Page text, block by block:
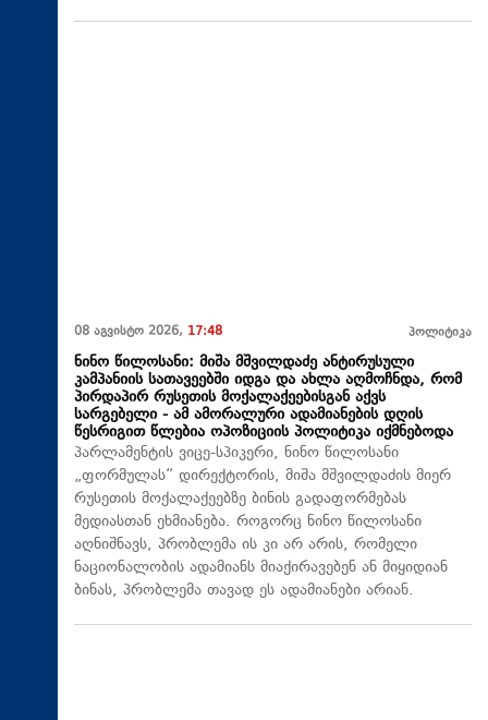
08 აგვისტო 2026, 17:48 პოლიტიკა
ნინო წილოსანი: მიშა მშვილდაძე ანტირუსული
კამპანიის სათავეებში იდგა და ახლა აღმოჩნდა, რომ
პირდაპირ რუსეთის მოქალაქეებისგან აქვს
სარგებელი - ამ ამორალური ადამიანების დღის
წესრიგით წლებია ოპოზიციის პოლიტიკა იქმნებოდა
პარლამენტის ვიცე-სპიკერი, ნინო წილოსანი
„ფორმულას“ დირექტორის, მიშა მშვილდაძის მიერ
რუსეთის მოქალაქეებზე ბინის გადაფორმებას
მედიასთან ეხმიანება. როგორც ნინო წილოსანი
აღნიშნავს, პრობლემა ის კი არ არის, რომელი
ნაციონალობის ადამიანს მიაქირავებენ ან მიყიდიან
ბინას, პრობლემა თავად ეს ადამიანები არიან.